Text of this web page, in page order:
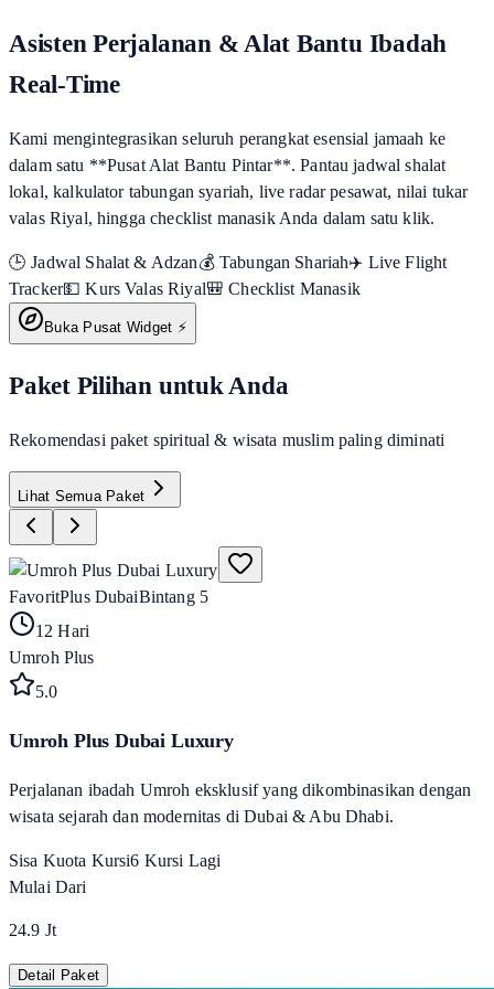
Asisten Perjalanan & Alat Bantu Ibadah
Real-Time
Kami mengintegrasikan seluruh perangkat esensial jamaah ke
dalam satu **Pusat Alat Bantu Pintar**. Pantau jadwal shalat
lokal, kalkulator tabungan syariah, live radar pesawat, nilai tukar
valas Riyal, hingga checklist manasik Anda dalam satu klik.
🕒 Jadwal Shalat & Adzan💰 Tabungan Shariah✈️ Live Flight
Tracker💵 Kurs Valas Riyal🎒 Checklist Manasik
Buka Pusat Widget ⚡
Paket Pilihan untuk Anda
Rekomendasi paket spiritual & wisata muslim paling diminati
Lihat Semua Paket
FavoritPlus DubaiBintang 5
12 Hari
Umroh Plus
5.0
Umroh Plus Dubai Luxury
Perjalanan ibadah Umroh eksklusif yang dikombinasikan dengan
wisata sejarah dan modernitas di Dubai & Abu Dhabi.
Sisa Kuota Kursi6 Kursi Lagi
Mulai Dari
24.9 Jt
Detail Paket